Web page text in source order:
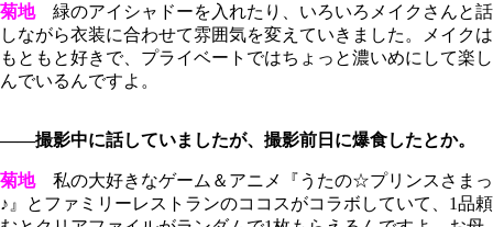
菊地緑のアイシャドーを入れたり、いろいろメイクさんと話
しながら衣装に合わせて雰囲気を変えていきました。メイクは
もともと好きで、プライベートではちょっと濃いめにして楽し
んでいるんですよ。
――撮影中に話していましたが、撮影前日に爆食したとか。
菊地私の大好きなゲーム＆アニメ『うたの☆プリンスさまっ
♪』とファミリーレストランのココスがコラボしていて、1品頼